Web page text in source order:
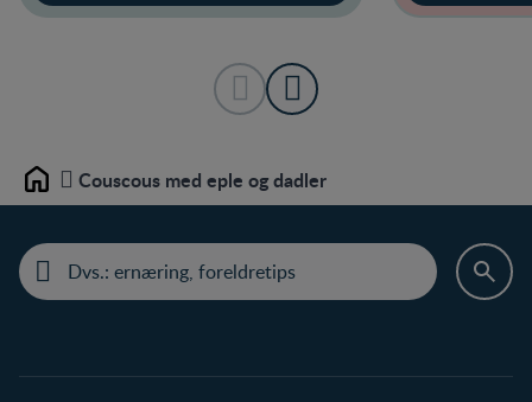
Home Couscous med eple og dadler